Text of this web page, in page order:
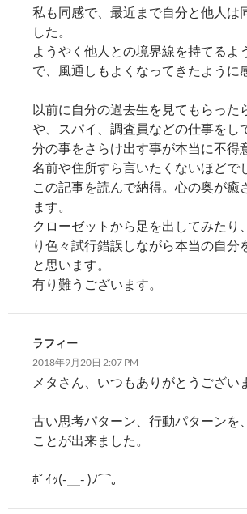
私も同感で、最近まで自分と他人は
した。
ようやく他人との境界線を持てるよ
で、風通しもよくなってきたように
以前に自分の過去生を見てもらった
や、スパイ、調査員などの仕事をし
分の事をさらけ出す事が本当に不得
名前や住所すら言いたくないほどで
この記事を読んで納得。心の奥が癒
ます。
クローゼットから足を出してみたり
り色々試行錯誤しながら本当の自分
と思います。
有り難うございます。
ラフィー
2018年9月20日 2:07 PM
メタさん、いつもありがとうござい
古い思考パターン、行動パターンを
ことが出来ました。
ﾎﾟｲｯ(-＿- )ﾉ⌒︎。